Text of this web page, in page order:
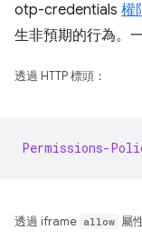
otp-credentials 權
生非預期的行為。
透過 HTTP 標頭：
Permissions-
透過 iframe allow 屬